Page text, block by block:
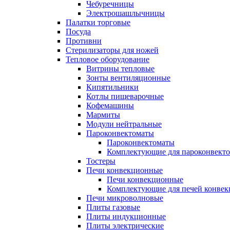
Чебуречницы
Электрошашлычницы
Палатки торговые
Посуда
Противни
Стерилизаторы для ножей
Тепловое оборудование
Витрины тепловые
Зонты вентиляционные
Кипятильники
Котлы пищеварочные
Кофемашины
Мармиты
Модули нейтральные
Пароконвектоматы
Пароконвектоматы
Комплектующие для
Тостеры
Печи конвекционные
Печи конвекционные
Комплектующие для печей
Печи микроволновые
Плиты газовые
Плиты индукционные
Плиты электрические